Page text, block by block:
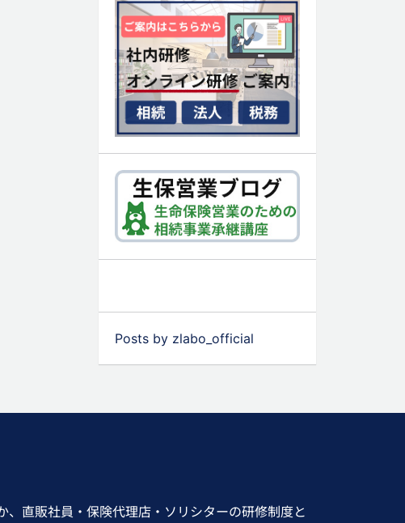
Posts by zlabo_official
直販社員・保険代理店・ソリシターの研修制度と